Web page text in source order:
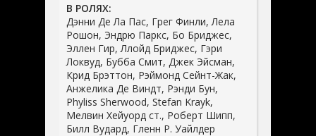
В РОЛЯХ:
Дэнни Де Ла Пас, Грег Финли, Лела
Рошон, Эндрю Паркс, Бо Бриджес,
Эллен Гир, Ллойд Бриджес, Гэри
Локвуд, Бубба Смит, Джек Эйсман,
Крид Брэттон, Рэймонд Сейнт-Жак,
Анжелика Де Виндт, Рэнди Бун,
Phyliss Sherwood, Stefan Krayk,
Мелвин Хейуорд ст., Роберт Шипп,
Билл Вудард, Гленн Р. Уайлдер